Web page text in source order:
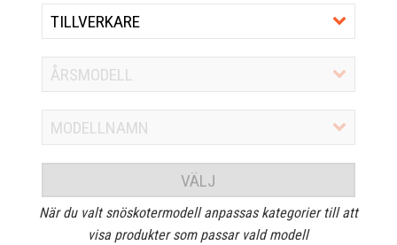
VÄLJ
När du valt snöskotermodell anpassas kategorier till att
visa produkter som passar vald modell